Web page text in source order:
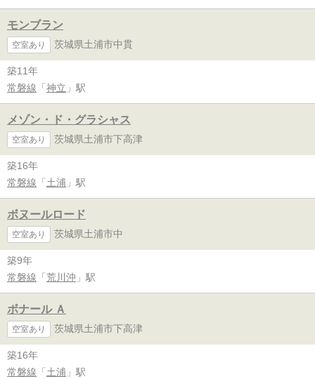
モンブラン
空室あり 茨城県土浦市中貫
築11年
常磐線 「 神立 」駅
メゾン・ド・グラシャス
空室あり 茨城県土浦市下高津
築16年
常磐線 「 土浦 」駅
ボヌールロード
空室あり 茨城県土浦市中
築9年
常磐線 「 荒川沖 」駅
ボナール Ａ
空室あり 茨城県土浦市下高津
築16年
常磐線 「 土浦 」駅